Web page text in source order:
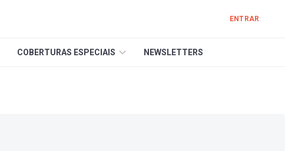
ENTRAR
COBERTURAS ESPECIAIS NEWSLETTERS